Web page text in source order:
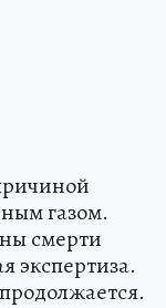
газом.
смерти
экспертиза.